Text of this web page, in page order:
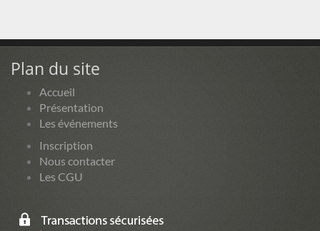
Plan du site
Accueil
Présentation
Les événements
Inscription
Nous contacter
Les CGU